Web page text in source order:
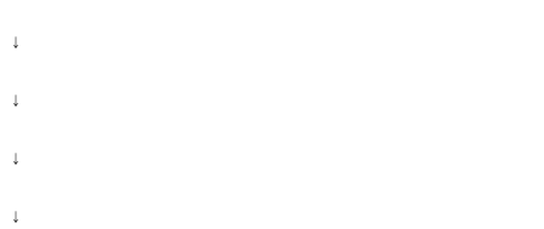
↓
↓
↓
↓